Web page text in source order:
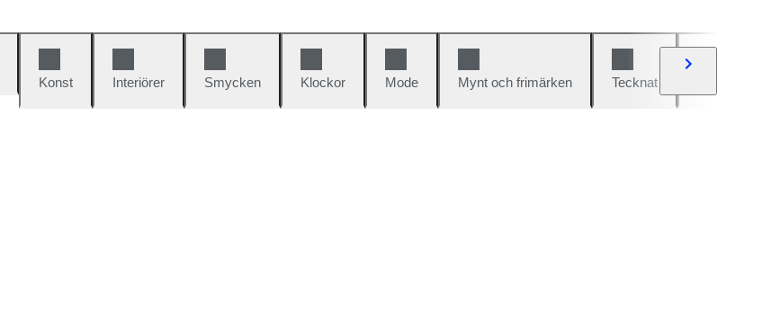
Konst
Interiörer Smycken Klockor Mode Mynt och frimärken Tecknat